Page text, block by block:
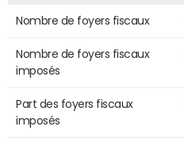
Nombre de foyers fiscaux
Nombre de foyers fiscaux
imposés
Part des foyers fiscaux
imposés